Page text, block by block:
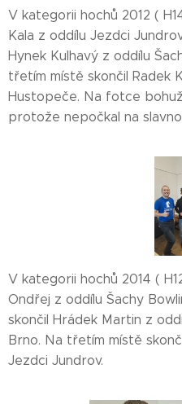
V kategorii hochů 2012 (
Kala z oddílu Jezdci
Hynek Kulhavý z oddílu
třetím místě skončil Radek
Hustopeče. Na fotce
protože nepočkal na
V kategorii hochů 2014 (
Ondřej z oddílu Šachy
skončil Hrádek Martin z
Brno. Na třetím místě
Jezdci Jundrov.